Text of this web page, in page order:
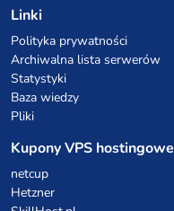
Linki
Polityka prywatności
Archiwalna lista serwerów
Statystyki
Baza wiedzy
Pliki
Kupony VPS hostingowe
netcup
Hetzner